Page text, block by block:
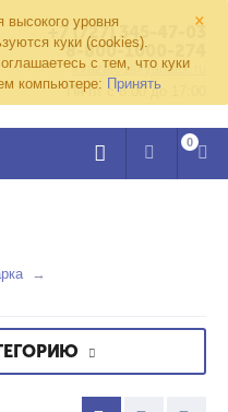
×
высокого уровня
куки (cookies).
с тем, что куки
компьютере: Принять
+7 (727) 345-47-03
8-800-1000-274
kvazar91@yandex.ru
Пн-пт с 8:00 до 17:00
0